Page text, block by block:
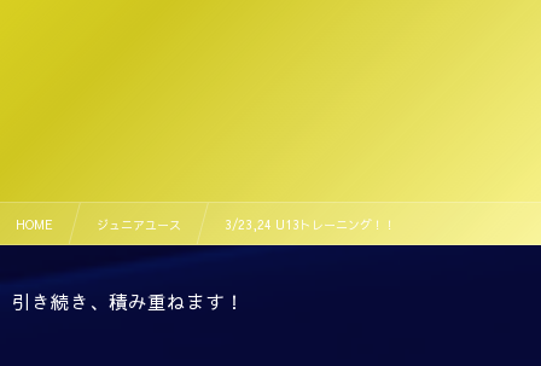
HOME ジュニアユース 3/23,24 U13トレーニング！！
引き続き、積み重ねます！